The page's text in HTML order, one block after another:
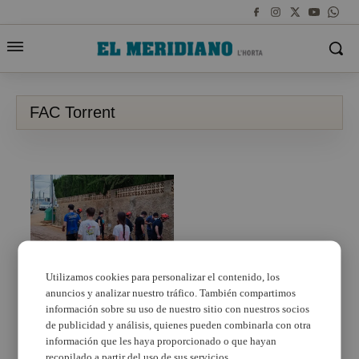
FAC Torrent
La Federación de
Asociaciones
Ciudadanas de Torrent
y Comarca (FAC)
propone al
Utilizamos cookies para personalizar el contenido, los
anuncios y analizar nuestro tráfico. También compartimos
información sobre su uso de nuestro sitio con nuestros socios
de publicidad y análisis, quienes pueden combinarla con otra
información que les haya proporcionado o que hayan
recopilado a partir del uso de sus servicios.